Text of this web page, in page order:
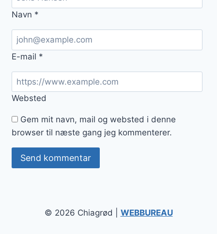
Navn *
E-mail *
Websted
Gem mit navn, mail og websted i denne
browser til næste gang jeg kommenterer.
© 2026 Chiagrød | WEBBUREAU